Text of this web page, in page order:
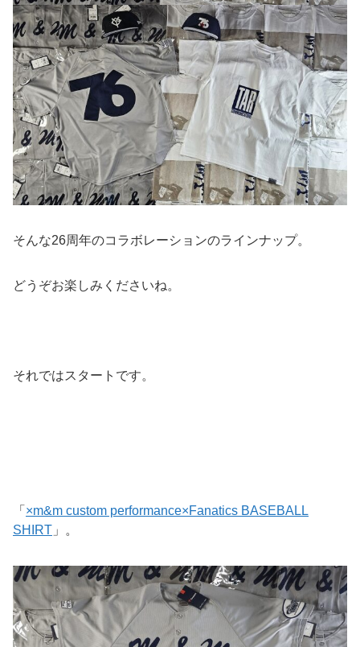
そんな26周年のコラボレーションのラインナップ。
どうぞお楽しみくださいね。
それではスタートです。
「 ×m&m custom performance×Fanatics BASEBALL
SHIRT 」。